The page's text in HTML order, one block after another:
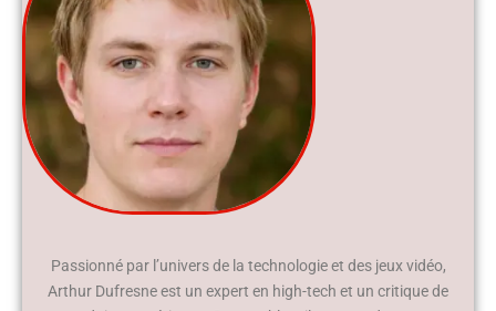
Passionné par l’univers de la technologie et des jeux vidéo,
Arthur Dufresne est un expert en high-tech et un critique de